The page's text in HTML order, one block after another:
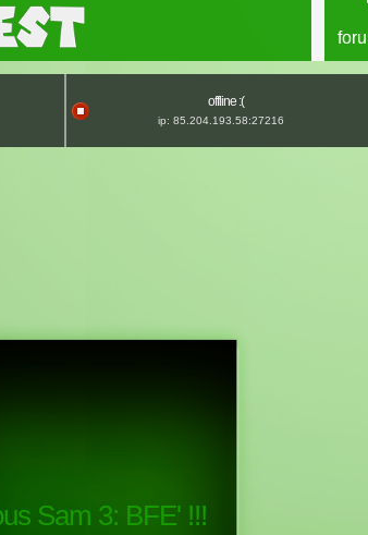
offline :(
ip: 85.204.193.58:27216
Sam 3: BFE' !!!